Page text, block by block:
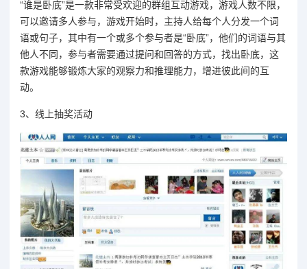
“谁是卧底”是一款非常受欢迎的群组互动游戏，游戏人数不限，
可以邀请多人参与，游戏开始时，主持人给每个人分发一个词
语或句子，其中有一个或多个参与者是“卧底”，他们的词语与其
他人不同，参与者需要通过提问和回答的方式，找出卧底，这
款游戏能够锻炼大家的观察力和推理能力，增进彼此间的互
动。
3、线上抽奖活动